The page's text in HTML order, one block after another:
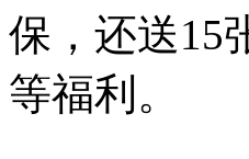
保，还送15
等福利。